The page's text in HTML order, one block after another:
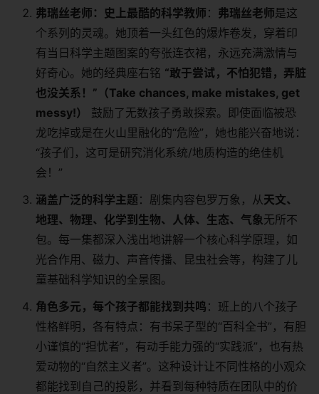
弗瑞丝老师：史上最酷的科学教师 ： 弗瑞丝老师是这
个系列的灵魂。她顶着一头红色的爆炸卷发，穿着印
有当日科学主题图案的夸张连衣裙，永远充满激情与
好奇心。她的经典座右铭 “敢于尝试，不怕犯错，弄脏
也没关系！”（Take chances, make mistakes, get
messy!）
​ 鼓励了无数孩子勇敢探索。即使面临被恐
龙吃掉或是在火山里融化的“危险”，她也能兴奋地说：
“孩子们，这可是研究消化系统/地质构造的绝佳机
会！”
涵盖广泛的科学主题 ：剧集内容包罗万象，从天文、
地理、物理、化学到生物、人体、生态、气象无所不
包。每一集都深入浅出地讲解一个核心科学原理，如
光合作用、磁力、声音传播、昆虫社会等，构建了儿
童基础科学知识的全景图。
角色多元，每个孩子都能找到共鸣 ：班上的八个孩子
性格鲜明，各有特点：有书呆子型的“百科全书”，有胆
小谨慎的“担忧者”，有动手能力强的“实践派”，也有热
爱动物的“自然主义者”。这种设计让不同性格的小观众
都能找到自己的投影，并看到每种特质在团队中的价